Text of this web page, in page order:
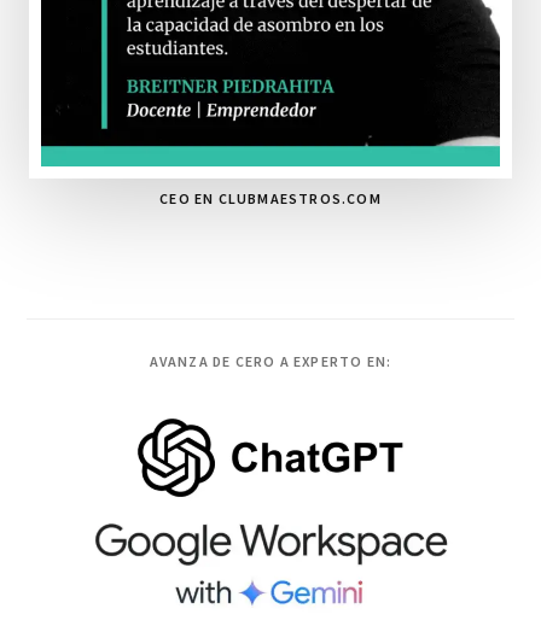
CEO EN CLUBMAESTROS.COM
AVANZA DE CERO A EXPERTO EN: